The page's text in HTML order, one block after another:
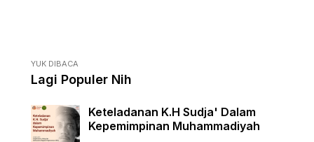
YUK DIBACA
Lagi Populer Nih
Keteladanan K.H Sudja' Dalam
Kepemimpinan Muhammadiyah